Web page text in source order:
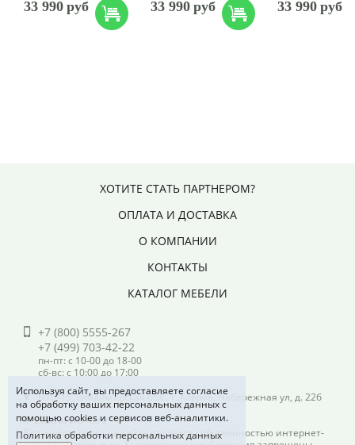
33 990 руб 33 990 руб 33 990 руб
ХОТИТЕ СТАТЬ ПАРТНЕРОМ?
ОПЛАТА И ДОСТАВКА
О КОМПАНИИ
КОНТАКТЫ
КАТАЛОГ МЕБЕЛИ
+7 (800) 5555-267
+7 (499) 703-42-22
пн-пт: с 10-00 до 18-00
сб-вс: с 10:00 до 17:00
601915, Владимирская обл., г. Ковров, Набережная ул, д. 22б
© 2026 arsko-m.ru
Вся информация на сайте является собственностью интернет-
Используя сайт, вы предоставляете согласие
на обработку ваших персональных данных с
помощью cookies и сервисов веб-аналитики.
Политика обработки персональных данных